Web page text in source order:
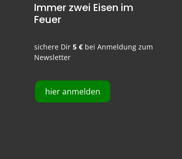
Immer zwei Eisen im
Feuer
sichere Dir5 € bei Anmeldung zum
Newsletter
hier anmelden